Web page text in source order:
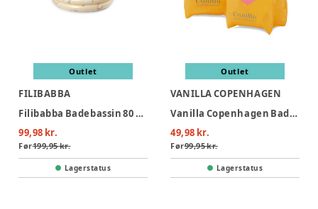
Outlet
FILIBABBA
Filibabba Badebassin 80 cm Alfie – Unicorn Shores
99,98 kr.
Før199,95 kr.
Lagerstatus
Outlet
VANILLA COPENHAGEN
Vanilla Copenhagen Badevinger - Neon Hearts
49,98 kr.
Før99,95 kr.
Lagerstatus